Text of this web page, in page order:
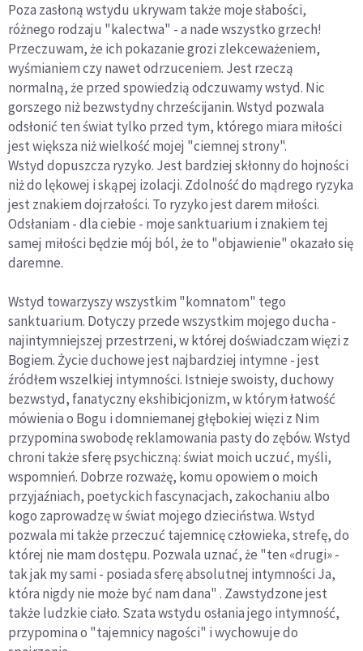
Poza zasłoną wstydu ukrywam także moje słabości,
różnego rodzaju "kalectwa" - a nade wszystko grzech!
Przeczuwam, że ich pokazanie grozi zlekceważeniem,
wyśmianiem czy nawet odrzuceniem. Jest rzeczą
normalną, że przed spowiedzią odczuwamy wstyd. Nic
gorszego niż bezwstydny chrześcijanin. Wstyd pozwala
odsłonić ten świat tylko przed tym, którego miara miłości
jest większa niż wielkość mojej "ciemnej strony".
Wstyd dopuszcza ryzyko. Jest bardziej skłonny do hojności
niż do lękowej i skąpej izolacji. Zdolność do mądrego ryzyka
jest znakiem dojrzałości. To ryzyko jest darem miłości.
Odsłaniam - dla ciebie - moje sanktuarium i znakiem tej
samej miłości będzie mój ból, że to "objawienie" okazało się
daremne.
Wstyd towarzyszy wszystkim "komnatom" tego
sanktuarium. Dotyczy przede wszystkim mojego ducha -
najintymniejszej przestrzeni, w której doświadczam więzi z
Bogiem. Życie duchowe jest najbardziej intymne - jest
źródłem wszelkiej intymności. Istnieje swoisty, duchowy
bezwstyd, fanatyczny ekshibicjonizm, w którym łatwość
mówienia o Bogu i domniemanej głębokiej więzi z Nim
przypomina swobodę reklamowania pasty do zębów. Wstyd
chroni także sferę psychiczną: świat moich uczuć, myśli,
wspomnień. Dobrze rozważę, komu opowiem o moich
przyjaźniach, poetyckich fascynacjach, zakochaniu albo
kogo zaprowadzę w świat mojego dzieciństwa. Wstyd
pozwala mi także przeczuć tajemnicę człowieka, strefę, do
której nie mam dostępu. Pozwala uznać, że "ten «drugi» -
tak jak my sami - posiada sferę absolutnej intymności Ja,
która nigdy nie może być nam dana" . Zawstydzone jest
także ludzkie ciało. Szata wstydu osłania jego intymność,
przypomina o "tajemnicy nagości" i wychowuje do